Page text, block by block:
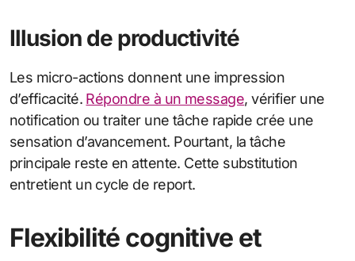
Illusion de productivité
Les micro-actions donnent une impression
d’efficacité. Répondre à un message, vérifier une
notification ou traiter une tâche rapide crée une
sensation d’avancement. Pourtant, la tâche
principale reste en attente. Cette substitution
entretient un cycle de report.
Flexibilité cognitive et